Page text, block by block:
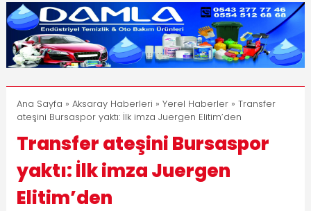
Akıllı Haber Platformu
13:33 Taşımacılıkta Dijital Devrim: Rota Sepetim
17:15
Aksaray OSB Bölge Müdürü Makam Koltuğunu
Çocuklara Bıraktı
16:00
Aksaray Esnaf Rehberi ile Google ve Yapay Zeka
Aramalarında Öne Çıkın
Ana Sayfa » Aksaray Haberleri » Yerel Haberler» Transfer
ateşini Bursaspor yaktı: İlk imza Juergen Elitim’den
Transfer ateşini Bursaspor
yaktı: İlk imza Juergen
Elitim’den